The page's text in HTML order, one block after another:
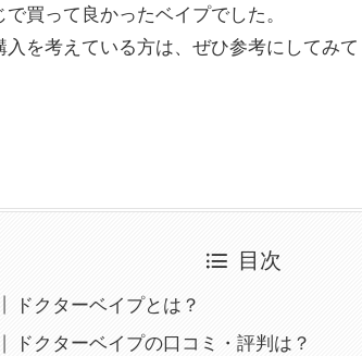
買って良かったベイプでした。
入を考えている方は、ぜひ参考にしてみて
目次
ドクターベイプとは？
ドクターベイプの口コミ・評判は？